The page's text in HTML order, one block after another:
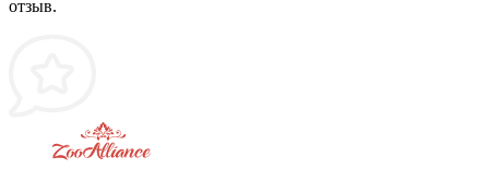
отзыв.